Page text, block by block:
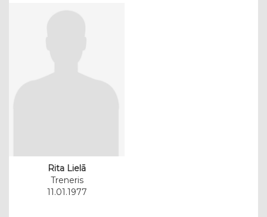
Rita Lielā
Treneris
11.01.1977